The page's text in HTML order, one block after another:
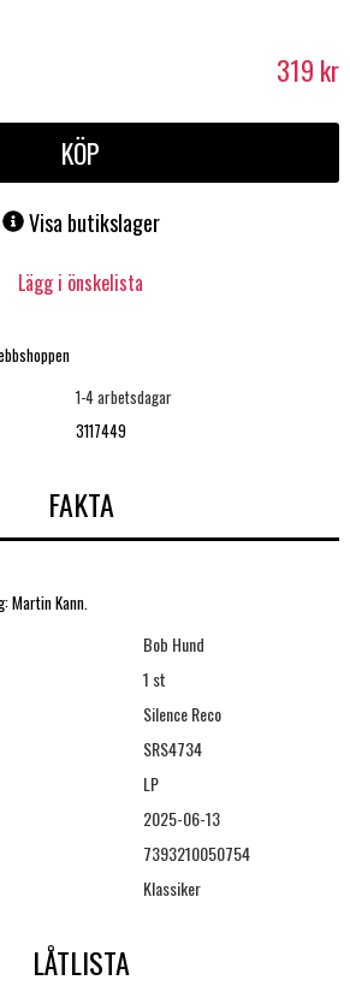
319 kr
KÖP
Visa butikslager
Lägg i önskelista
1-4 arbetsdagar
3117449
FAKTA
Martin Kann.
Bob Hund
1 st
Silence Reco
SRS4734
LP
2025-06-13
7393210050754
Klassiker
LÅTLISTA